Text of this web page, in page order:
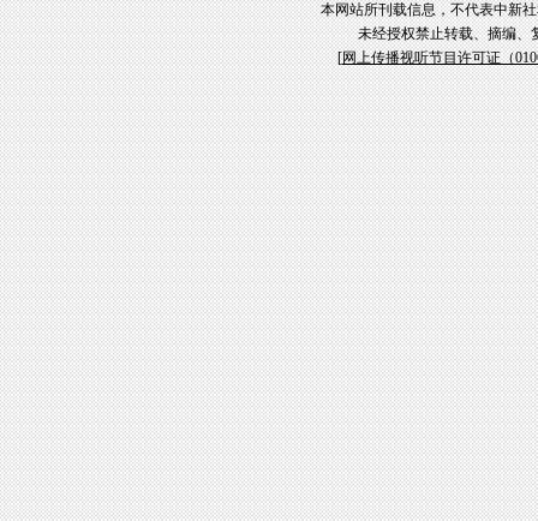
本网站所刊载信息，不代表中新
未经授权禁止转载、摘编、
[网上传播视听节目许可证（